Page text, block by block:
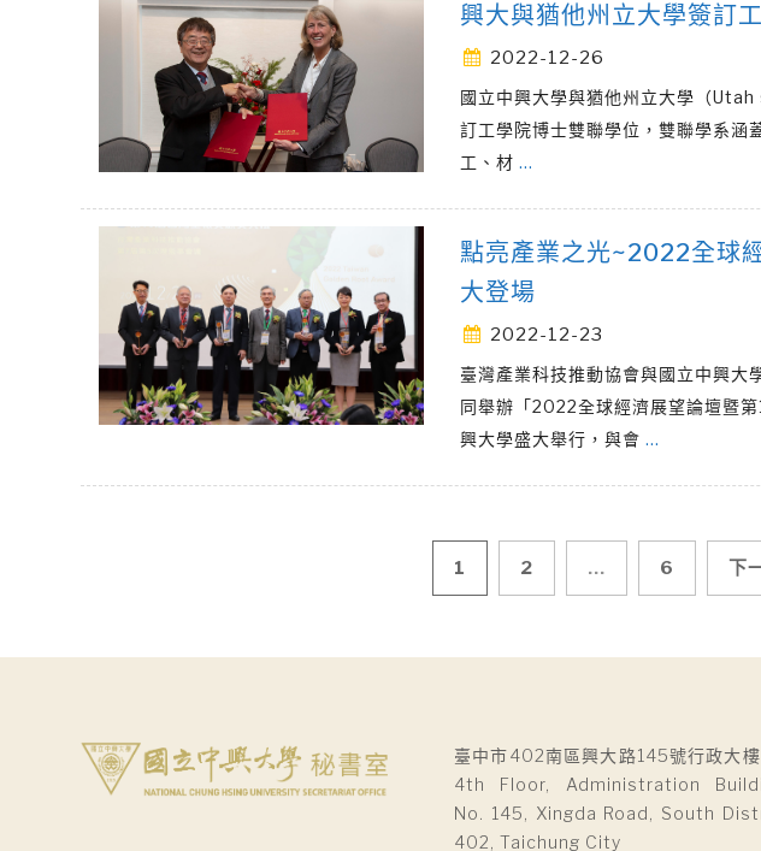
興大與猶他州立大學簽訂
2022-12-26
國立中興大學與猶他州立大學（
訂工學院博士雙聯學位，雙聯學系涵
工、材 …
點亮產業之光~2022全球
大登場
2022-12-23
臺灣產業科技推動協會與國立中興大
同舉辦「2022全球經濟展望論壇暨
興大學盛大舉行，與會 …
覽
1 2 ... 6 下
臺中市402南區興大路145號行政大
4th Floor, Administration
No. 145, Xingda Road, South
402, Taichung City